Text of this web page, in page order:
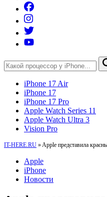
iPhone 17 Air
iPhone 17
iPhone 17 Pro
Apple Watch Series 11
Apple Watch Ultra 3
Vision Pro
IT-HERE.RU » Apple представила
Apple
iPhone
Новости